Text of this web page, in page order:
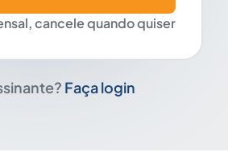
cancele quando quiser
Faça login